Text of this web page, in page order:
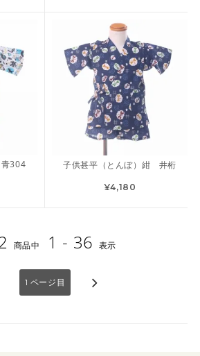
304 子供甚平（とんぼ）紺 井桁
¥4,180
商品中 1 - 36 表示
1 ページ目